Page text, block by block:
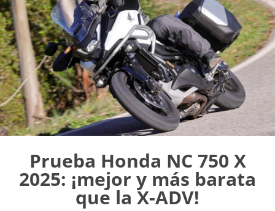
Prueba Honda NC 750 X
2025: ¡mejor y más barata
que la X-ADV!